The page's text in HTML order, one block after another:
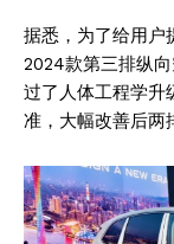
据悉，为了给用户
2024款第三排纵
过了人体工程学升
准，大幅改善后两